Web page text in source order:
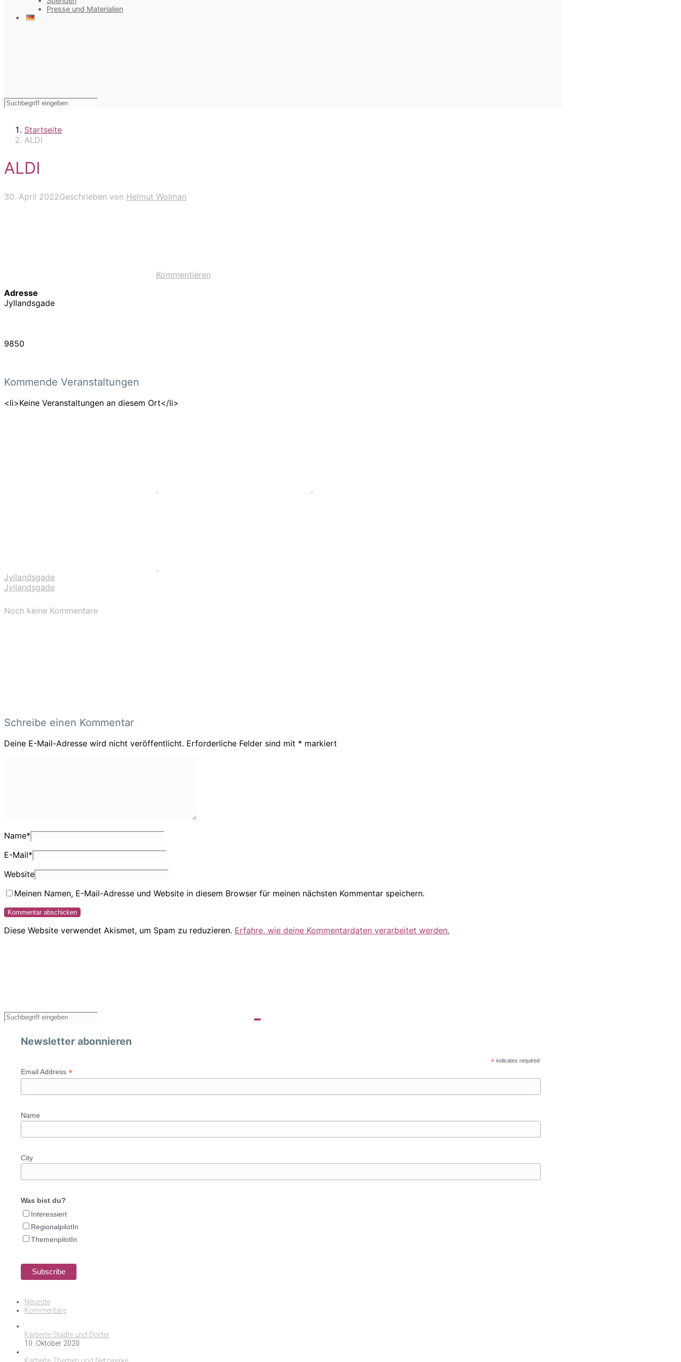
Presse und Materialien
Startseite
ALDI
ALDI
30. April 2022Geschrieben von Helmut Wolman
Kommentieren
Adresse
Jyllandsgade
9850
Kommende Veranstaltungen
<li>Keine Veranstaltungen an diesem Ort</li>
Jyllandsgade
Jyllandsgade
Noch keine Kommentare
Schreibe einen Kommentar
Deine E-Mail-Adresse wird nicht veröffentlicht. Erforderliche Felder sind mit * markiert
Name*
E-Mail*
Website
Meinen Namen, E-Mail-Adresse und Website in diesem Browser für meinen nächsten Kommentar speichern.
Diese Website verwendet Akismet, um Spam zu reduzieren. Erfahre, wie deine Kommentardaten verarbeitet werden.
Newsletter abonnieren
* indicates required
Email Address *
Name
City
Was bist du?
Interessiert
RegionalpilotIn
ThemenpilotIn
Neueste
Kommentare
Kartierte Städte und Dörfer
10. Oktober 2020